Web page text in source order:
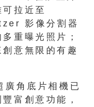
拉近至
影像分割器
重曝光照片；
意無限的有趣
角底片相機已
富創意功能，